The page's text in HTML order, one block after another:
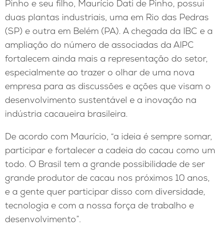
Pinho e seu filho, Maurício Dati de Pinho, possui
duas plantas industriais, uma em Rio das Pedras
(SP) e outra em Belém (PA). A chegada da IBC e a
ampliação do número de associadas da AIPC
fortalecem ainda mais a representação do setor,
especialmente ao trazer o olhar de uma nova
empresa para as discussões e ações que visam o
desenvolvimento sustentável e a inovação na
indústria cacaueira brasileira.
De acordo com Maurício, “a ideia é sempre somar,
participar e fortalecer a cadeia do cacau como um
todo. O Brasil tem a grande possibilidade de ser
grande produtor de cacau nos próximos 10 anos,
e a gente quer participar disso com diversidade,
tecnologia e com a nossa força de trabalho e
desenvolvimento”.